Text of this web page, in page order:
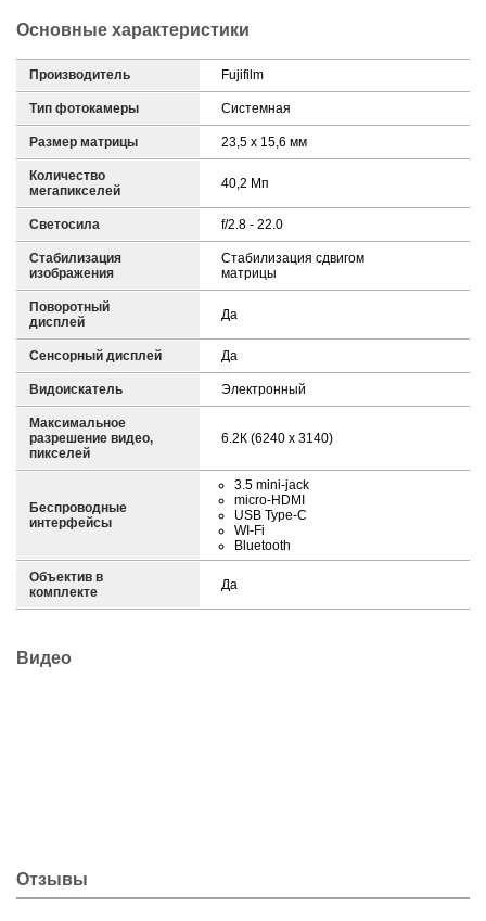
Основные характеристики
Производитель Fujifilm
Тип фотокамеры Системная
Размер матрицы 23,5 х 15,6 мм
Количество
мегапикселей
40,2 Mп
Светосила f/2.8 - 22.0
Стабилизация
изображения
Стабилизация сдвигом
матрицы
Поворотный
дисплей
Да
Сенсорный дисплей Да
Видоискатель Электронный
Максимальное
разрешение видео,
пикселей
6.2К (6240 x 3140)
Беспроводные
интерфейсы
3.5 mini-jack
micro-HDMI
USB Type-C
WI-Fi
Bluetooth
Объектив в
комплекте
Да
Видео
Отзывы